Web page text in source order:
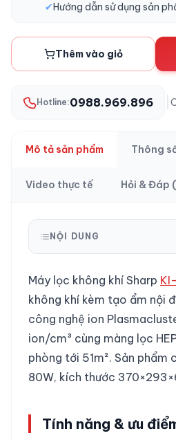
✔Hướng dẫn sử dụng sản
Thêm vào giỏ
Hotline:0988.969.896
Mô tả sản phẩm Thông
Video thực tế Hỏi & Đáp
NỘI DUNG
Máy lọc không khí Sharp
không khí kèm tạo ẩm nội
công nghệ ion
ion/cm³ cùng màng lọc
phòng tới 51m². Sản
80W, kích thước
Tính năng & ưu